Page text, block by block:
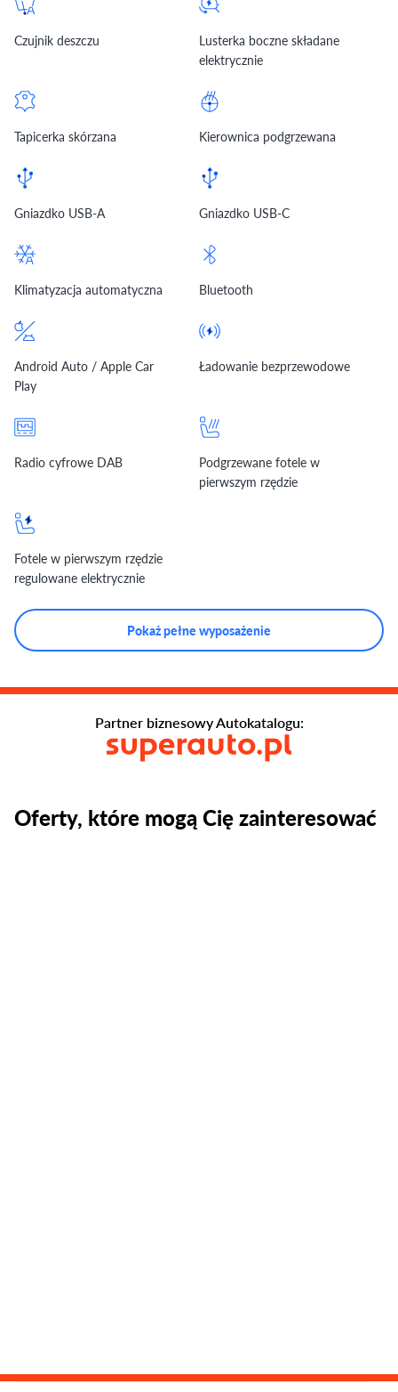
Czujnik deszczu
Lusterka boczne składane
elektrycznie
Tapicerka skórzana Kierownica podgrzewana
Gniazdko USB-A Gniazdko USB-C
Klimatyzacja automatyczna Bluetooth
Android Auto / Apple Car
Play
Ładowanie bezprzewodowe
Radio cyfrowe DAB
Podgrzewane fotele w
pierwszym rzędzie
Fotele w pierwszym rzędzie
regulowane elektrycznie
Pokaż pełne wyposażenie
Oferty, które mogą Cię zainteresować
Partner biznesowy Autokatalogu: